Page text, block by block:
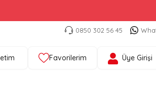
0850 302 56 45
Favorilerim Üye Girişi